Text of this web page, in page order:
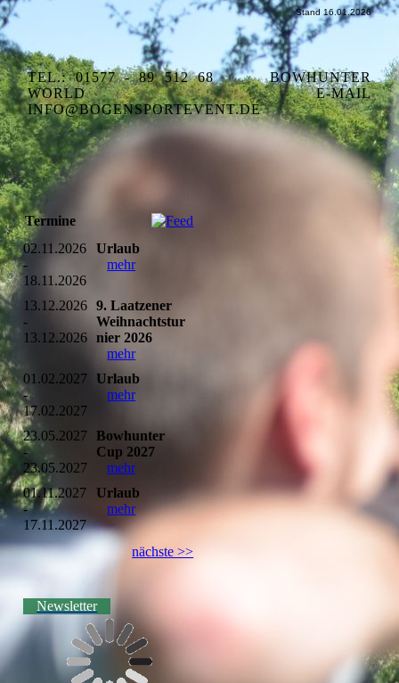
Stand 16.01.2026
TEL.: 01577 - 89 512 68BOWHUNTER
WORLDE-MAIL
INFO@BOGENSPORTEVENT.DE
Termine
02.11.2026
-
18.11.2026
Urlaub
mehr
13.12.2026
-
13.12.2026
9. Laatzener
Weihnachtstur
nier 2026
mehr
01.02.2027
-
17.02.2027
Urlaub
mehr
23.05.2027
-
23.05.2027
Bowhunter
Cup 2027
mehr
01.11.2027
-
17.11.2027
Urlaub
mehr
nächste >>
Newsletter